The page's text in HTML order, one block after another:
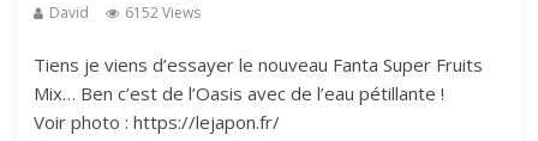
David 6152 Views
Tiens je viens d’essayer le nouveau Fanta Super Fruits
Mix… Ben c’est de l’Oasis avec de l’eau pétillante !
Voir photo : https://lejapon.fr/